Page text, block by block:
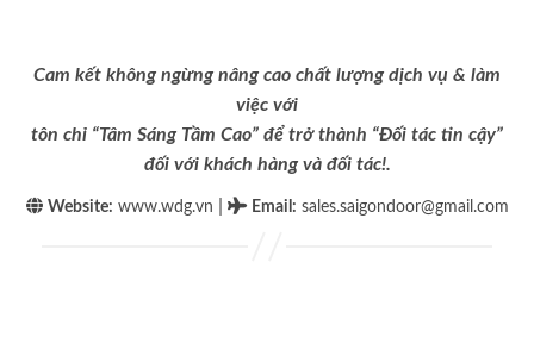
Cam kết không ngừng nâng cao chất lượng dịch vụ & làm
việc với
tôn chỉ “Tâm Sáng Tầm Cao” để trở thành “Đối tác tin cậy”
đối với khách hàng và đối tác!.
Website: www.wdg.vn Email : sales.saigondoor@gmail.com